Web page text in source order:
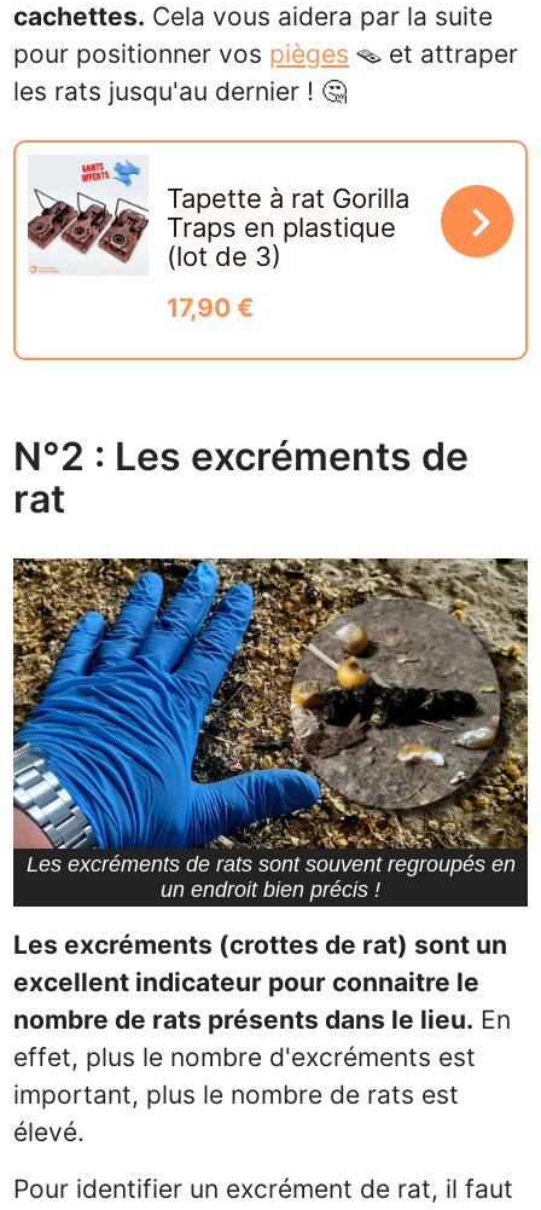
cachettes. Cela vous aidera par la suite
pour positionner vos pièges 🪤 et attraper
les rats jusqu'au dernier ! 🤔
Tapette à rat Gorilla
Traps en plastique
(lot de 3)
17,90 €
navigate_next
N°2 : Les excréments de
rat
Les excréments de rats sont souvent regroupés en
un endroit bien précis !
Les excréments (crottes de rat) sont un
excellent indicateur pour connaitre le
nombre de rats présents dans le lieu. En
effet, plus le nombre d'excréments est
important, plus le nombre de rats est
élevé.
Pour identifier un excrément de rat, il faut